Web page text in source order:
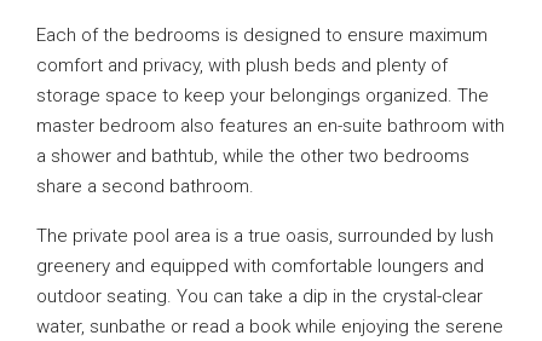
Each of the bedrooms is designed to ensure maximum
comfort and privacy, with plush beds and plenty of
storage space to keep your belongings organized. The
master bedroom also features an en-suite bathroom with
a shower and bathtub, while the other two bedrooms
share a second bathroom.
The private pool area is a true oasis, surrounded by lush
greenery and equipped with comfortable loungers and
outdoor seating. You can take a dip in the crystal-clear
water, sunbathe or read a book while enjoying the serene